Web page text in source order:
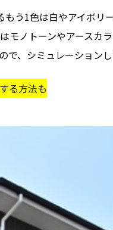
う1色は白やアイボリ
モノトーンやアースカ
で、シミュレーション
る方法も